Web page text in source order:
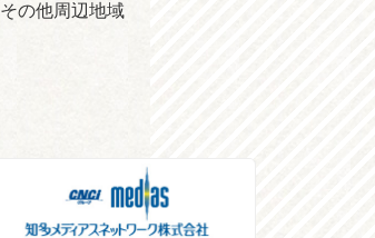
その他周辺地域